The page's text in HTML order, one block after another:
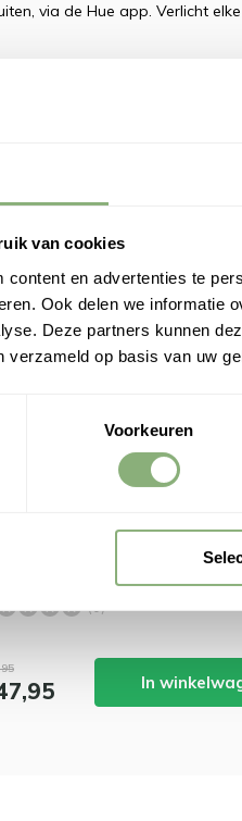
van cookies
content en advertenties te
Ook delen we informatie
Deze partners kunnen
verzameld op basis van uw
Voorkeuren
via de Hue app. Verlicht
stemassistenten zoals Alexa,
een cruciaal onderdeel van je
en de Hue app naadloos
altijd veilig, betrouwbaar
dat je altijd de nieuwste
je slimme verlichting, voor
is.
Hue Bridge Slimme
Accessoire - Wit
In